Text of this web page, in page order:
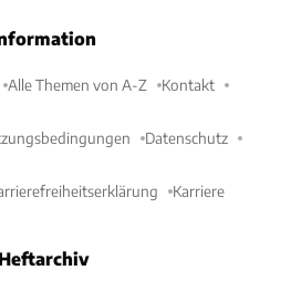
Alle Themen von A-Z Kontakt
Datenschutz
Karriere
Heftarchiv